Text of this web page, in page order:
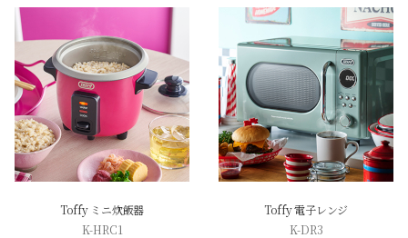
Toffy ミニ炊飯器
K-HRC1
Toffy 電子レンジ
K-DR3